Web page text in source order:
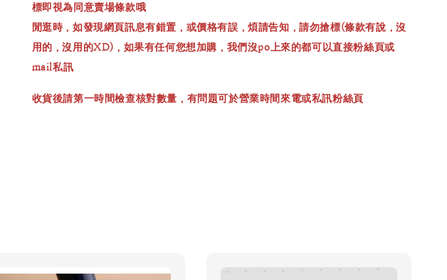
標即視為同意賣場條款哦
閒逛時，如發現網頁訊息有錯置，或價格有誤，煩請告知，請勿搶標(條款有說，沒
用的，沒用的XD)，如果有任何您想加購，我們沒po上來的都可以直接粉絲頁或
mail私訊
收貨後請第一時間檢查核對數量，有問題可於營業時間來電或私訊粉絲頁